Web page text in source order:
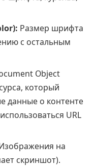
Размер шрифта
с остальным
Object
который
данные о контенте
URL
на
скриншот).